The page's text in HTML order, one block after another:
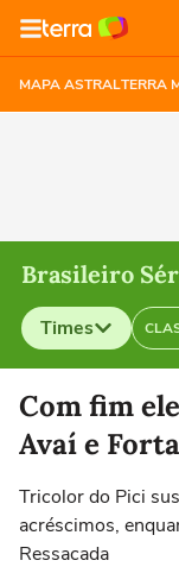
MAPA ASTRALTERRA
Brasileiro
Times
Selecione o time
Com fim
Avaí e
Tricolor do Pici
acréscimos,
Ressacada